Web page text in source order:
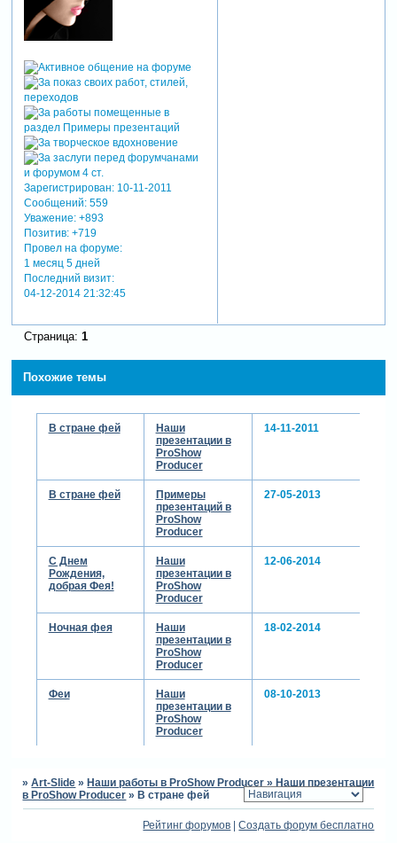
Зарегистрирован: 10-11-2011
Сообщений:559
Уважение: +893
Позитив: +719
Провел на форуме:
1 месяц 5 дней
Последний визит:
04-12-2014 21:32:45
Страница: 1
Похожие темы
В стране фей
Наши
презентации в
ProShow
Producer
14-11-2011
В стране фей
Примеры
презентаций в
ProShow
Producer
27-05-2013
С Днем
Рождения,
добрая Фея!
Наши
презентации в
ProShow
Producer
12-06-2014
Ночная фея
Наши
презентации в
ProShow
Producer
18-02-2014
Феи
Наши
презентации в
ProShow
Producer
08-10-2013
»Art-Slide » Наши работы в ProShow Producer » Наши презентации
в ProShow Producer » В стране фей
Рейтинг форумов |Создать форум бесплатно